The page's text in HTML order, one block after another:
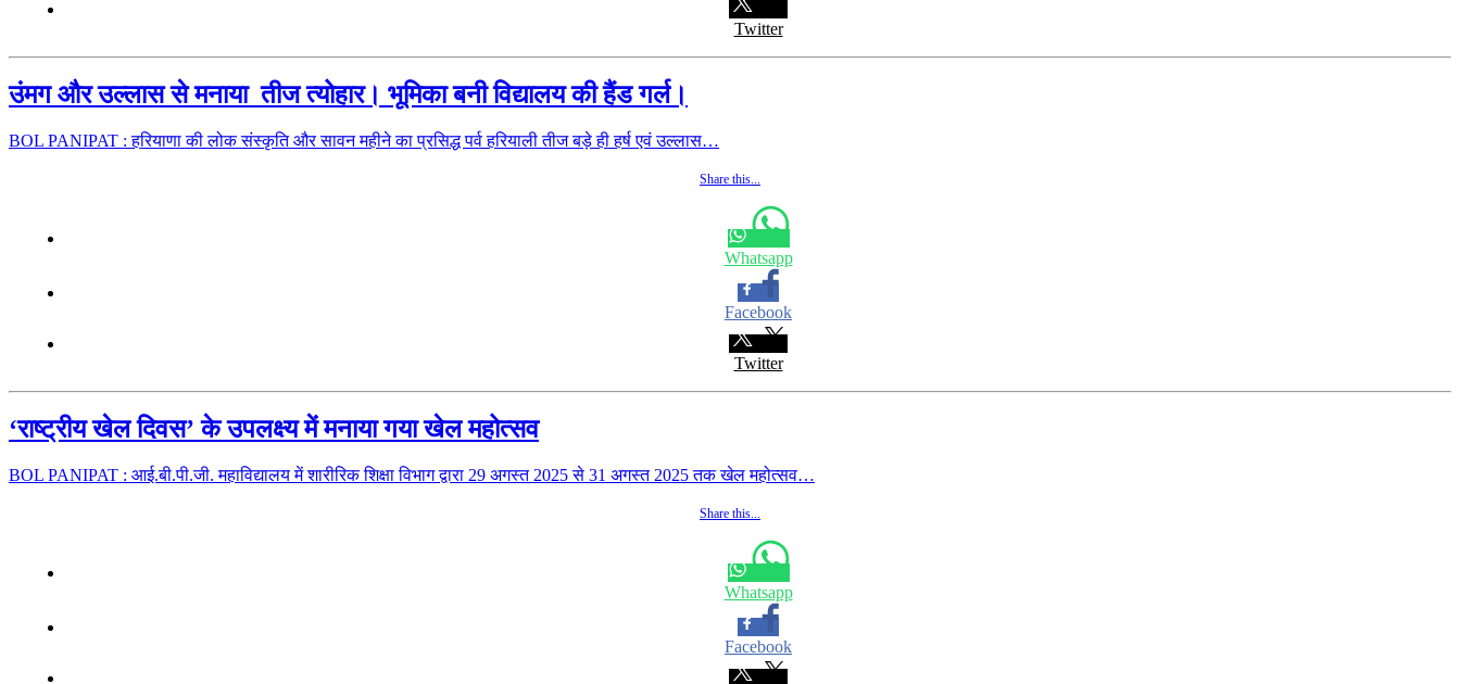
Twitter
उंमग और उल्लास से मनाया तीज त्योहार। भूमिका बनी विद्यालय की हैंड गर्ल।
BOL PANIPAT : हरियाणा की लोक संस्कृति और सावन महीने का प्रसिद्ध पर्व हरियाली तीज बड़े ही हर्ष एवं उल्लास…
Share this...
Whatsapp
Facebook
Twitter
‘राष्ट्रीय खेल दिवस’ के उपलक्ष्य में मनाया गया खेल महोत्सव
BOL PANIPAT : आई.बी.पी.जी. महाविद्यालय में शारीरिक शिक्षा विभाग द्वारा 29 अगस्त 2025 से 31 अगस्त 2025 तक खेल महोत्सव…
Share this...
Whatsapp
Facebook